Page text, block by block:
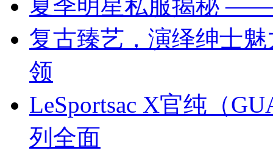
夏季明星私服揭秘 ——
复古臻艺，演绎绅士
领
LeSportsac X官纯（
列全面